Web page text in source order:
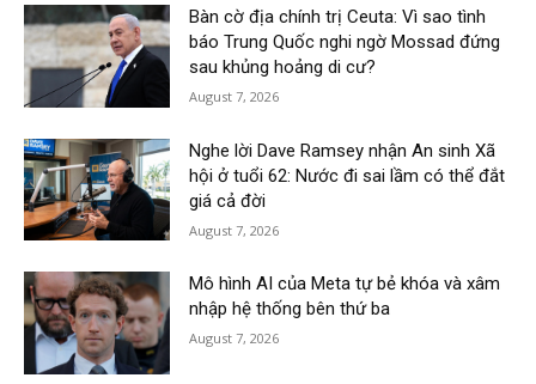
Bàn cờ địa chính trị Ceuta: Vì sao tình
báo Trung Quốc nghi ngờ Mossad đứng
sau khủng hoảng di cư?
August 7, 2026
Nghe lời Dave Ramsey nhận An sinh Xã
hội ở tuổi 62: Nước đi sai lầm có thể đắt
giá cả đời
August 7, 2026
Mô hình AI của Meta tự bẻ khóa và xâm
nhập hệ thống bên thứ ba
August 7, 2026